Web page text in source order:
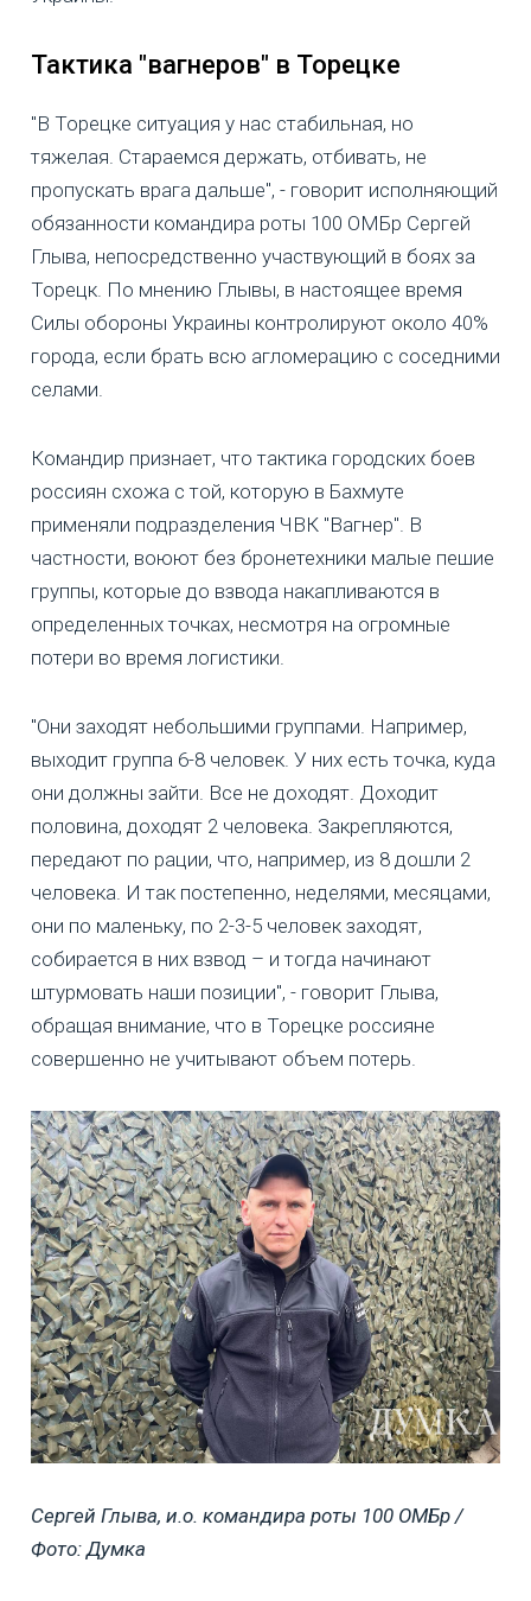
Тактика "вагнеров" в Торецке
"В Торецке ситуация у нас стабильная, но
тяжелая. Стараемся держать, отбивать, не
пропускать врага дальше", - говорит исполняющий
обязанности командира роты 100 ОМБр Сергей
Глыва, непосредственно участвующий в боях за
Торецк. По мнению Глывы, в настоящее время
Силы обороны Украины контролируют около 40%
города, если брать всю агломерацию с соседними
селами.
Командир признает, что тактика городских боев
россиян схожа с той, которую в Бахмуте
применяли подразделения ЧВК "Вагнер". В
частности, воюют без бронетехники малые пешие
группы, которые до взвода накапливаются в
определенных точках, несмотря на огромные
потери во время логистики.
"Они заходят небольшими группами. Например,
выходит группа 6-8 человек. У них есть точка, куда
они должны зайти. Все не доходят. Доходит
половина, доходят 2 человека. Закрепляются,
передают по рации, что, например, из 8 дошли 2
человека. И так постепенно, неделями, месяцами,
они по маленьку, по 2-3-5 человек заходят,
собирается в них взвод – и тогда начинают
штурмовать наши позиции", - говорит Глыва,
обращая внимание, что в Торецке россияне
совершенно не учитывают объем потерь.
Сергей Глыва, и.о. командира роты 100 ОМБр /
Фото: Думка